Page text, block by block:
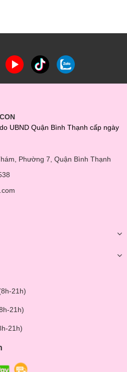
UBND Quận Bình Thạnh cấp ngày
Phường 7, Quận Bình Thạnh
21h)
21h)
21h)